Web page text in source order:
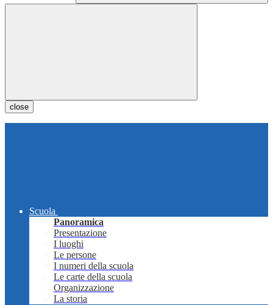
close
Scuola
Panoramica
Presentazione
I luoghi
Le persone
I numeri della scuola
Le carte della scuola
Organizzazione
La storia